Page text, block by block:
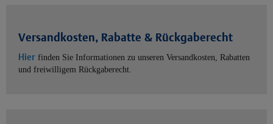
Versandkosten, Rabatte & Rückgaberecht
Hier finden Sie Informationen zu unseren Versandkosten, Rabatten
und freiwilligem Rückgaberecht.